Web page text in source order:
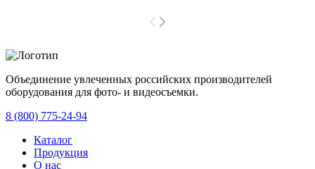
Объединение увлеченных российских производителей
оборудования для фото- и видеосъемки.
8 (800) 775-24-94
Каталог
Продукция
О нас